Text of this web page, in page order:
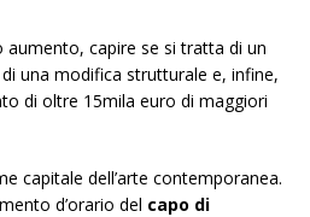
capire se si tratta di un
una modifica strutturale e, infine,
di oltre 15mila euro di maggiori
capitale dell’arte contemporanea.
d’orario del capo di